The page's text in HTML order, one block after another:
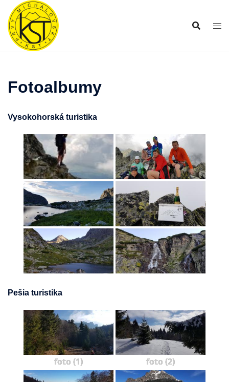
Preskočiť
obsah
Fotoalbumy
Vysokohorská turistika
Pešia turistika
foto (1) foto (2)